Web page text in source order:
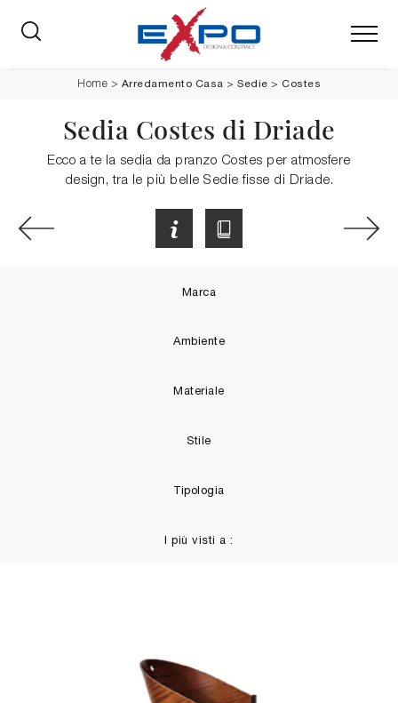
Home > Arredamento Casa > Sedie > Costes
Sedia Costes di Driade
Ecco a te la sedia da pranzo Costes per atmosfere
design, tra le più belle Sedie fisse di Driade.
Marca
Ambiente
Materiale
Stile
Tipologia
I più visti a :